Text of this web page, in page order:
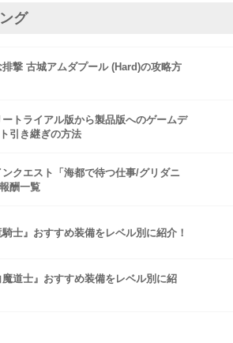
グ
排撃 古城アムダプール (Hard)の攻略方
ートライアル版から製品版へのゲームデ
引き継ぎの方法
ンクエスト「海都で待つ仕事/グリダニ
酬一覧
騎士』おすすめ装備をレベル別に紹介！
魔道士』おすすめ装備をレベル別に紹